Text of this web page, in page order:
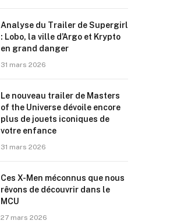
Analyse du Trailer de Supergirl
: Lobo, la ville d’Argo et Krypto
en grand danger
31 mars 2026
Le nouveau trailer de Masters
of the Universe dévoile encore
plus de jouets iconiques de
votre enfance
31 mars 2026
Ces X-Men méconnus que nous
rêvons de découvrir dans le
MCU
27 mars 2026